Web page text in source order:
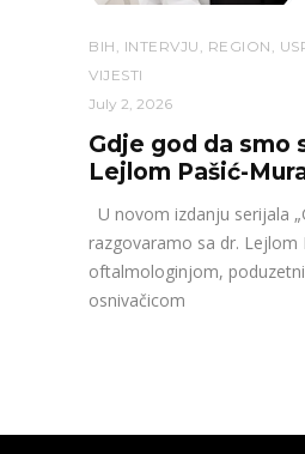
BIH , INTERVJU , REGION ,
VIJESTI
July 2, 2026
Gdje god da smo
Lejlom Pašić-
U novom izdanju serijala
razgovaramo sa dr. Lejlom
oftalmologinjom,
osnivačicom